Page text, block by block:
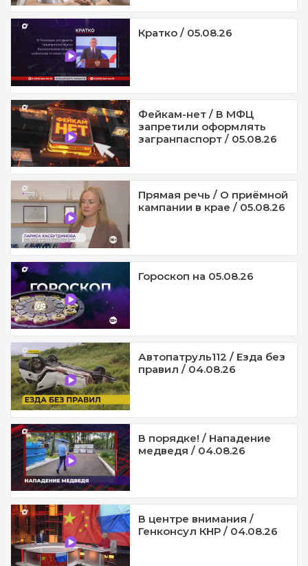
Кратко / 05.08.26
Фейкам-нет / В МФЦ
запретили оформлять
загранпаспорт / 05.08.26
Прямая речь / О приёмной
кампании в крае / 05.08.26
Гороскоп на 05.08.26
Автопатруль112 / Езда без
правил / 04.08.26
В порядке! / Нападение
медведя / 04.08.26
В центре внимания /
Генконсул КНР / 04.08.26